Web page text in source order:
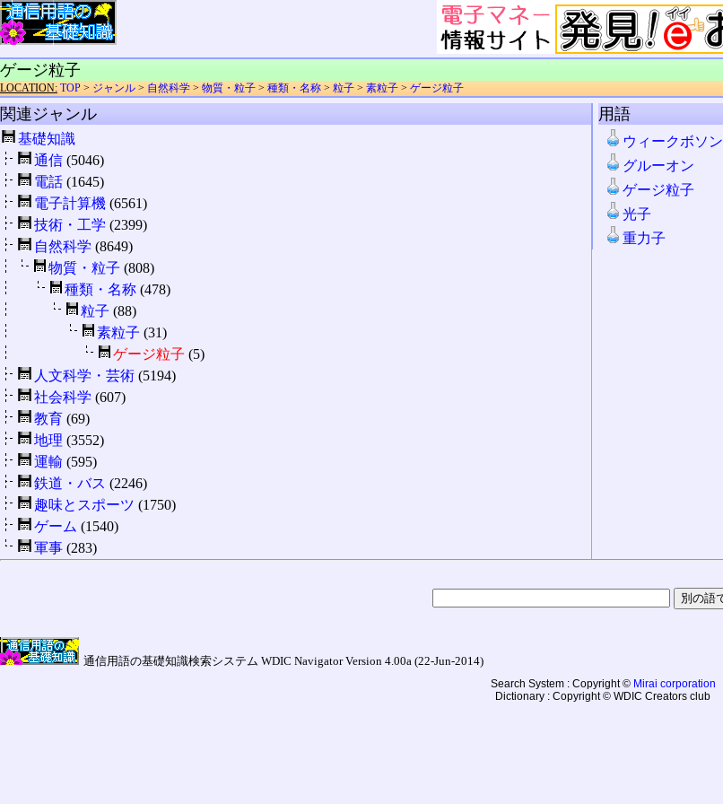
ゲージ粒子
LOCATION: TOP > ジャンル > 自然科学 > 物質・粒子 > 種類・名称 > 粒子 > 素粒子 > ゲージ粒子
関連ジャンル
基礎知識
通信 (5046)
電話 (1645)
電子計算機 (6561)
技術・工学 (2399)
自然科学 (8649)
物質・粒子 (808)
種類・名称 (478)
粒子 (88)
素粒子 (31)
ゲージ粒子 (5)
人文科学・芸術 (5194)
社会科学 (607)
教育 (69)
地理 (3552)
運輸 (595)
鉄道・バス (2246)
趣味とスポーツ (1750)
ゲーム (1540)
軍事 (283)
用語
ウィークボソン
グルーオン
ゲージ粒子
光子
重力子
通信用語の基礎知識検索システム WDIC Navigator Version 4.00a (22-Jun-2014)
Search System : Copyright © Mirai corporation
Dictionary : Copyright © WDIC Creators club